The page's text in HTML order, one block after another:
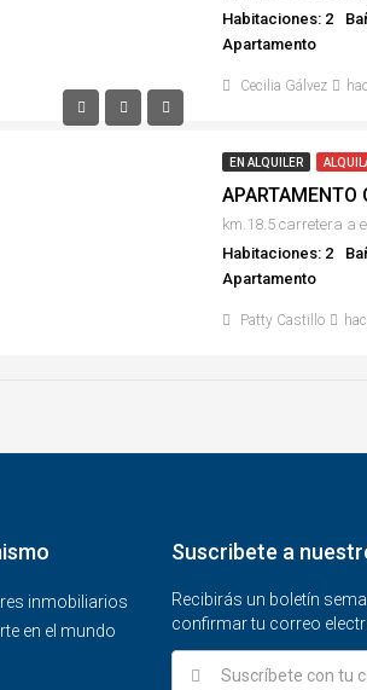
Habitaciones: 2
Apartamento
Cecilia Gálvez
EN ALQUILER
km.18.5 carretera a
Habitaciones: 2
Apartamento
Patty Castillo
inmobiliarios
en el mundo
Suscribete a
Recibirás un boletín
confirmar tu correo